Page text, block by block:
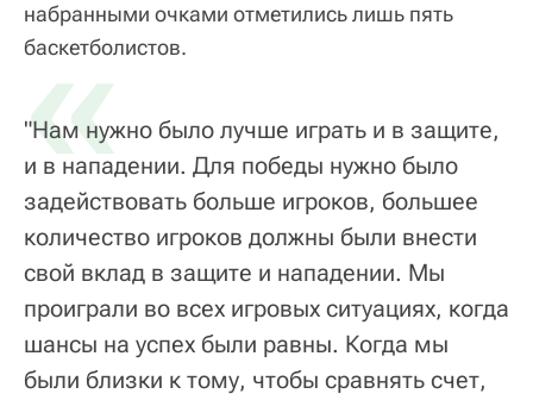
набранными очками отметились лишь пять
баскетболистов.
«
"Нам нужно было лучше играть и в защите,
и в нападении. Для победы нужно было
задействовать больше игроков, большее
количество игроков должны были внести
свой вклад в защите и нападении. Мы
проиграли во всех игровых ситуациях, когда
шансы на успех были равны. Когда мы
были близки к тому, чтобы сравнять счет,